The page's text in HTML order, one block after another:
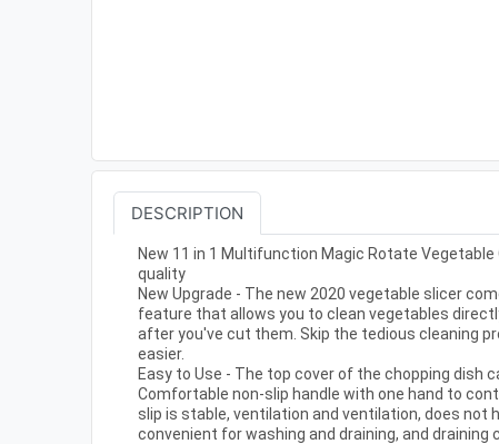
DESCRIPTION
New 11 in 1 Multifunction Magic Rotate
quality
New Upgrade - The new 2020 vegetable slicer
feature that allows you to clean vegetables
after you've cut them. Skip the tedious cleaning
easier.
Easy to Use - The top cover of the chopping dish
Comfortable non-slip handle with one hand to
slip is stable, ventilation and ventilation, does not
convenient for washing and draining, and draining